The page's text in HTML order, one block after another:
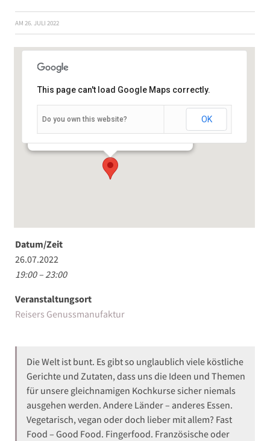
AM 26. JULI 2022
Mainfrankenpark 16 (ggü. dem 3 D Kino) -
Dettelbach
Veranstaltungen
This page can't load Google Maps correctly.
Do you own this website? OK
Datum/Zeit
26.07.2022
19:00 – 23:00
Veranstaltungsort
Reisers Genussmanufaktur
Die Welt ist bunt. Es gibt so unglaublich viele köstliche
Gerichte und Zutaten, dass uns die Ideen und Themen
für unsere gleichnamigen Kochkurse sicher niemals
ausgehen werden. Andere Länder – anderes Essen.
Vegetarisch, vegan oder doch lieber mit allem? Fast
Food – Good Food. Fingerfood. Französische oder